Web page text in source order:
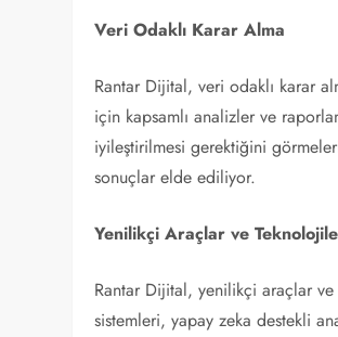
Veri Odaklı Karar Alma
Rantar Dijital, veri odaklı karar
için kapsamlı analizler ve
iyileştirilmesi gerektiğini
sonuçlar elde ediliyor.
Yenilikçi Araçlar ve
Rantar Dijital, yenilikçi araçlar
sistemleri, yapay zeka destekli